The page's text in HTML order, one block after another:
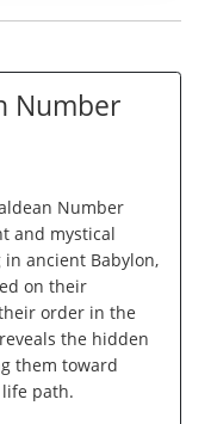
Number
Number
and mystical
ancient Babylon,
on their
order in the
the hidden
them toward
path.